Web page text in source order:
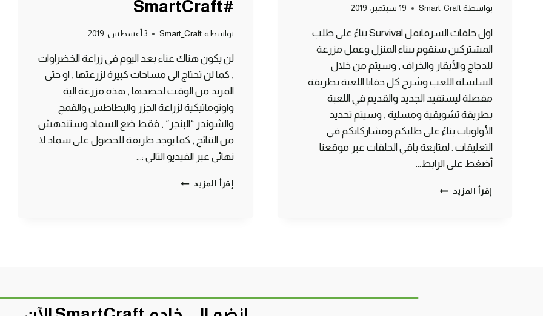
بواسطة Smart_Craft 19 سبتمبر، 2019
اول حلقات السرفايفل Survival بناءً على طلب
المشتركين سنقوم ببناء المنزل وعمل مزرعة
للدجاج والأبقار والخراف , وسيتم من خلال
السلسلة اللعب وشرح كل خفايا اللعبة بطريقة
مفصلة ليستفيد الجديد والقديم في اللعبة
بطريقة تشويقية ومسلية , وسيتم تحديد
الأولويات بناءً على طلبكم ومشاركاتكم في
التعليقات . لمتابعة باقي الحلقات عبر موقعنا
أضغط على الرابط…
إقرأ المزيد الحلقة
#SmartCraft
بواسطة Smart_Craft 3 أغسطس، 2019
لن يكون هناك عناء بعد اليوم في زراعة الخضراوات
, كما لن تحتاج الى مساحات كبيرة لزرعتها , او حتى
المزيد من الوقت لحصدها , هذه مزرعة الية
واوتوماتيكية لزراعة الجزر والبطاطس والقمح
والشوندر “البنجر” , فقط ضع السماد وستندهش
من النتائج , كما يوجد طريقة للحصول على سماد لا
نهائي عبر الفيديو التالي :…
إقرأ المزيد طريقة
انواع
الخضراوات